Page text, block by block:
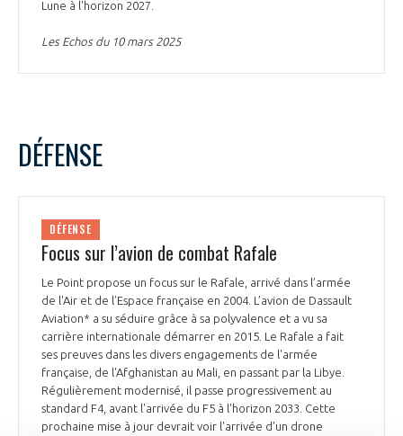
Lune à l'horizon 2027.
Les Echos du 10 mars 2025
DÉFENSE
DÉFENSE
Focus sur l’avion de combat Rafale
Le Point propose un focus sur le Rafale, arrivé dans l’armée
de l'Air et de l’Espace française en 2004. L’avion de Dassault
Aviation* a su séduire grâce à sa polyvalence et a vu sa
carrière internationale démarrer en 2015. Le Rafale a fait
ses preuves dans les divers engagements de l'armée
française, de l'Afghanistan au Mali, en passant par la Libye.
Régulièrement modernisé, il passe progressivement au
standard F4, avant l'arrivée du F5 à l'horizon 2033. Cette
prochaine mise à jour devrait voir l'arrivée d'un drone